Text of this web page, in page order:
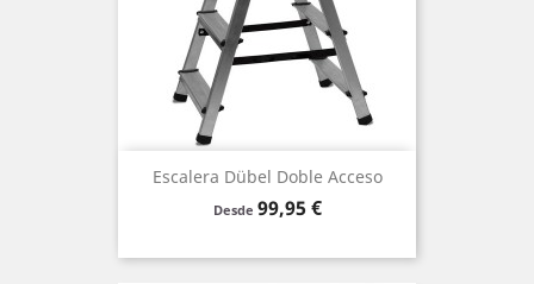
Escalera Dübel Doble Acceso
Desde Precio
99,95 €